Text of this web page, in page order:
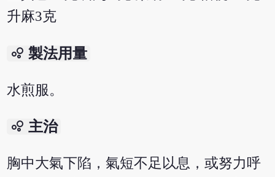
升麻3克
bubble_chart 製法用量
水煎服。
bubble_chart 主治
胸中大氣下陷，氣短不足以息，或努力呼